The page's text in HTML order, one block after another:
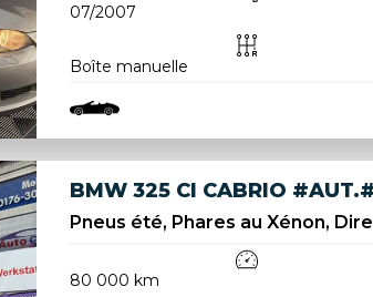
07/2007
Boîte manuelle
BMW 325 CI CABRIO
Pneus été, Phares au Xénon,
80 000 km